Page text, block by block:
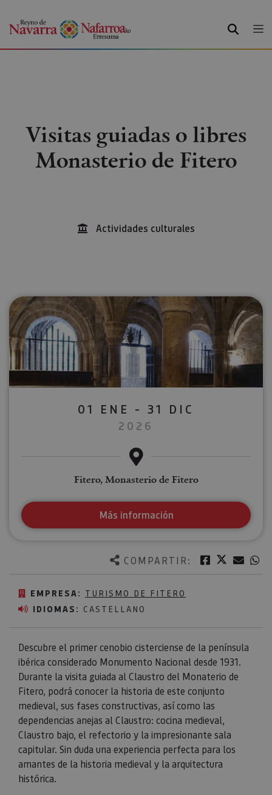
BUSCAR
Visitas guiadas o libres
Monasterio de Fitero
Actividades culturales
COMPARTIR: Facebook
Twitter
EMPRESA: TURISMO DE FITERO
IDIOMAS: CASTELLANO
Descubre el primer cenobio cisterciense de la península
ibérica considerado Monumento Nacional desde 1931.
Durante la visita guiada al Claustro del Monaterio de
Fitero, podrá conocer la historia de este conjunto
medieval, sus fases constructivas, así como las
dependencias anejas al Claustro: cocina medieval,
Claustro bajo, el refectorio y la impresionante sala
capitular. Sin duda una experiencia perfecta para los
amantes de la historia medieval y la arquitectura
histórica.
01 ENE - 31 DIC
2026
Fitero, Monasterio de Fitero
Más información